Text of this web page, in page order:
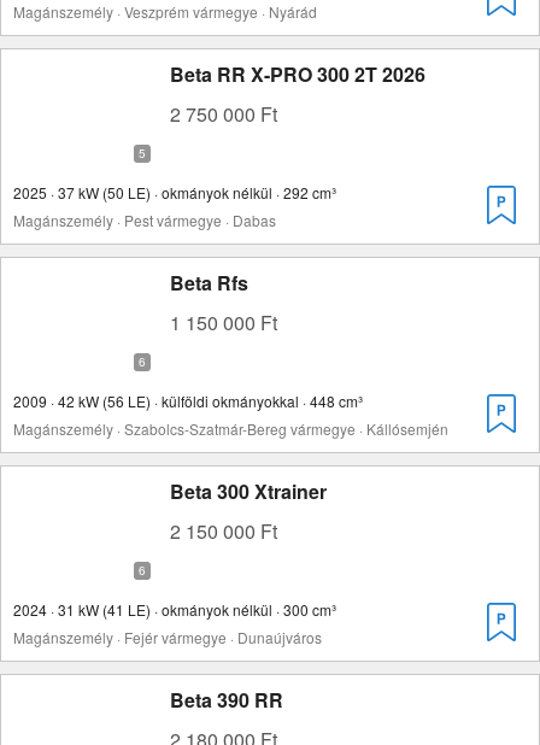
Magánszemély · Veszprém vármegye · Nyárád
Beta RR X-PRO 300 2T 2026
2 750 000 Ft
2025 · 37 kW (50 LE) · okmányok nélkül · 292 cm³
Magánszemély · Pest vármegye · Dabas
Beta Rfs
1 150 000 Ft
2009 · 42 kW (56 LE) · külföldi okmányokkal · 448 cm³
Magánszemély · Szabolcs-Szatmár-Bereg vármegye · Kállósemjén
Beta 300 Xtrainer
2 150 000 Ft
2024 · 31 kW (41 LE) · okmányok nélkül · 300 cm³
Magánszemély · Fejér vármegye · Dunaújváros
Beta 390 RR